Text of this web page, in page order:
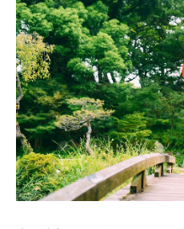
WAKON
REPORT
ウェディング・レポート
BLOG
ブログ
ACCESS
アクセス
093-